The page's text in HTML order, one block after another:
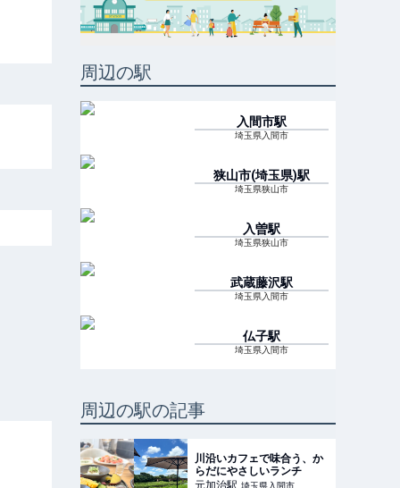
周辺の駅
入間市駅
埼玉県入間市
狭山市(埼玉県)駅
埼玉県狭山市
入曽駅
埼玉県狭山市
武蔵藤沢駅
埼玉県入間市
仏子駅
埼玉県入間市
周辺の駅の記事
川沿いカフェで味合う、か
らだにやさしいランチ
埼玉県入間市